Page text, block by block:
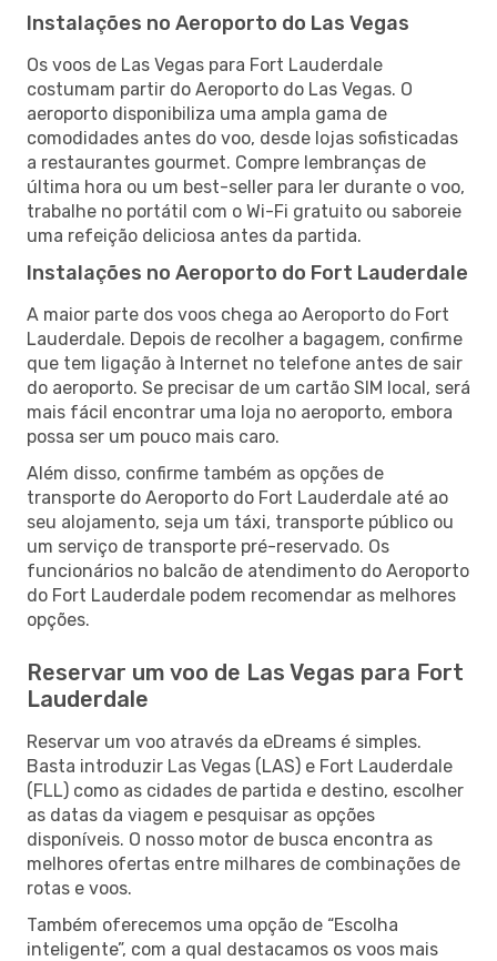
Instalações no Aeroporto do Las Vegas
Os voos de Las Vegas para Fort Lauderdale
costumam partir do Aeroporto do Las Vegas. O
aeroporto disponibiliza uma ampla gama de
comodidades antes do voo, desde lojas sofisticadas
a restaurantes gourmet. Compre lembranças de
última hora ou um best-seller para ler durante o voo,
trabalhe no portátil com o Wi-Fi gratuito ou saboreie
uma refeição deliciosa antes da partida.
Instalações no Aeroporto do Fort Lauderdale
A maior parte dos voos chega ao Aeroporto do Fort
Lauderdale. Depois de recolher a bagagem, confirme
que tem ligação à Internet no telefone antes de sair
do aeroporto. Se precisar de um cartão SIM local, será
mais fácil encontrar uma loja no aeroporto, embora
possa ser um pouco mais caro.
Além disso, confirme também as opções de
transporte do Aeroporto do Fort Lauderdale até ao
seu alojamento, seja um táxi, transporte público ou
um serviço de transporte pré-reservado. Os
funcionários no balcão de atendimento do Aeroporto
do Fort Lauderdale podem recomendar as melhores
opções.
Reservar um voo de Las Vegas para Fort
Lauderdale
Reservar um voo através da eDreams é simples.
Basta introduzir Las Vegas (LAS) e Fort Lauderdale
(FLL) como as cidades de partida e destino, escolher
as datas da viagem e pesquisar as opções
disponíveis. O nosso motor de busca encontra as
melhores ofertas entre milhares de combinações de
rotas e voos.
Também oferecemos uma opção de “Escolha
inteligente”, com a qual destacamos os voos mais